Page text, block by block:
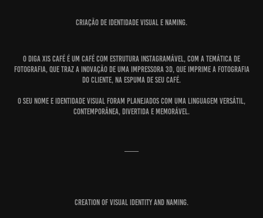
CRIAÇÃO DE IDENTIDADE VISUAL E NAMING.
O Diga Xis Café é um café com estrutura instagramável, com a temática de
fotografia, que traz a inovação de uma impressora 3D, que imprime a fotografia
do cliente, na espuma de seu café.
O seu nome e identidade visual foram planejados com uma linguagem versátil,
contemporânea, divertida e memorável.
CREATION OF VISUAL IDENTITY AND NAMING.